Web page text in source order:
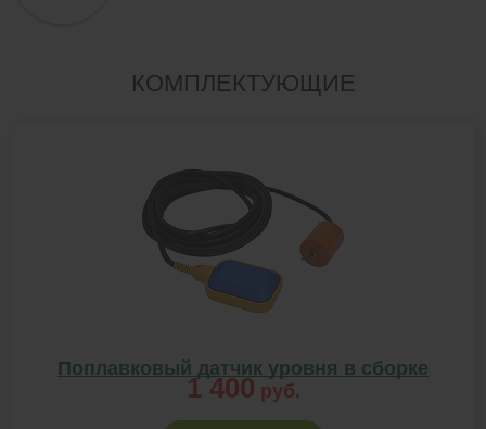
КОМПЛЕКТУЮЩИЕ
Поплавковый датчик уровня в сборке
1 400 руб.